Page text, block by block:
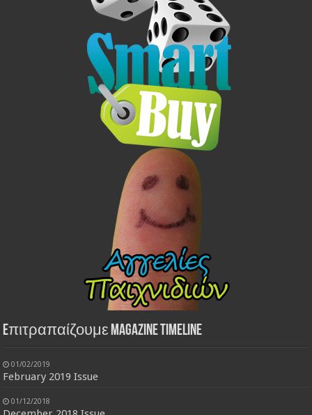
Eπιτραπαίζουμε Magazine Timeline
01/02/2019
February 2019 Issue
01/12/2018